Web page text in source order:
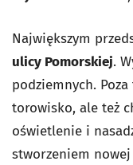
Największym
ulicy Pomorskiej.
podziemnych.
torowisko, ale też
oświetlenie i
stworzeniem